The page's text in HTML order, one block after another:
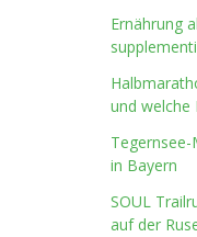
Ernährung
und welche
in Bayern
SOUL
auf der